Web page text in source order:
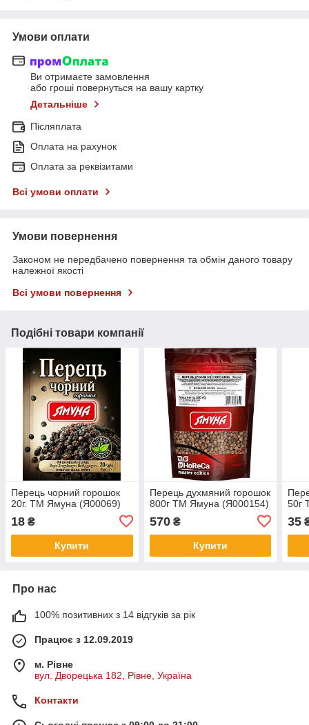
Умови оплати
Ви отримаєте замовлення
або гроші повернуться на вашу картку
Детальніше
Післяплата
Оплата на рахунок
Оплата за реквізитами
Всі умови оплати
Умови повернення
Законом не передбачено повернення та обмін даного товару
належної якості
Всі умови повернення
Подібні товари компанії
Перець чорний горошок
20г. ТМ Ямуна (Я00069)
18 ₴
Купити
Перець духмяний горошок
800г ТМ Ямуна (Я000154)
570₴
Купити
50г
35
Про нас
100% позитивних з 14 відгуків за рік
Працює з 12.09.2019
м. Рівне
вул. Дворецька 182, Рівне, Україна
Контакти